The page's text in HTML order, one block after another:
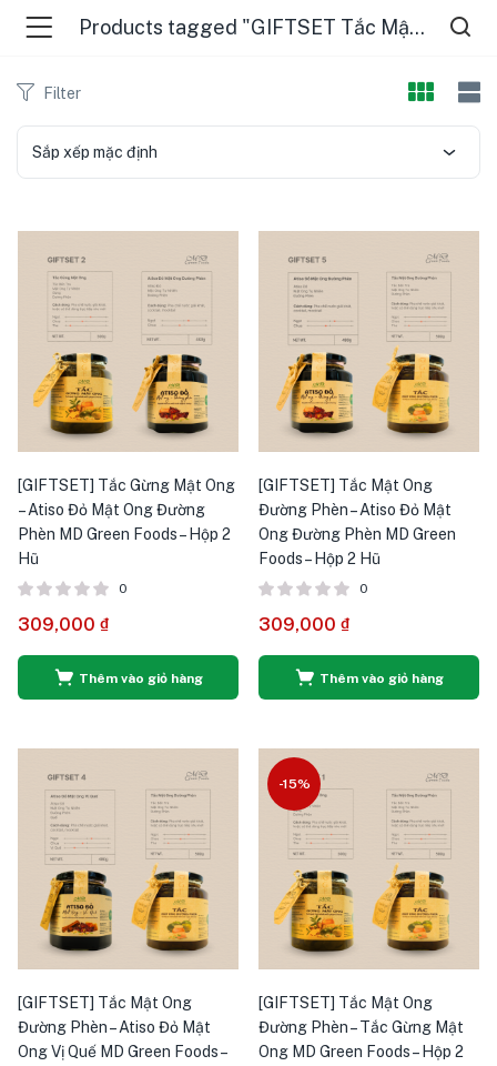
(ĐIỂM BÁN )
(TIN TỨC )
Products tagged "GIFTSET Tắc Mật Ong Đường Phèn"
Filter
Sắp xếp mặc định
[GIFTSET] Tắc Gừng Mật Ong
– Atiso Đỏ Mật Ong Đường
Phèn MD Green Foods – Hộp 2
Hũ
0
309,000 ₫
Thêm vào giỏ hàng
[GIFTSET] Tắc Mật Ong
Đường Phèn – Atiso Đỏ Mật
Ong Đường Phèn MD Green
Foods – Hộp 2 Hũ
0
309,000 ₫
Thêm vào giỏ hàng
[GIFTSET] Tắc Mật Ong
Đường Phèn – Atiso Đỏ Mật
Ong Vị Quế MD Green Foods –
-15%
[GIFTSET] Tắc Mật Ong
Đường Phèn – Tắc Gừng Mật
Ong MD Green Foods – Hộp 2